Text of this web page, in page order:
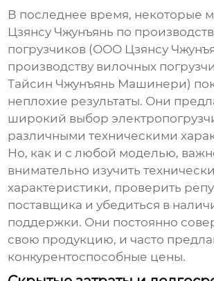
В последнее время, некоторые
Цзянсу Чжунъянь по
погрузчиков (ООО Цзянсу
производству вилочных
Тайсин Чжунъянь Машинери)
неплохие результаты. Они
широкий выбор
различными техническими
Но, как и с любой моделью,
внимательно изучить
характеристики, проверить
поставщика и убедиться в
поддержки. Они постоянно
свою продукцию, и часто
конкурентоспособные цены.